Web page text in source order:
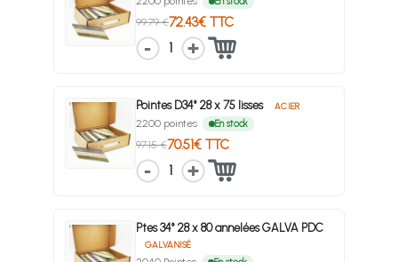
99.79 €72.43€ TTC
1
Pointes D34° 28 x 75 lisses ACIER
2200 pointes En stock
97.15 €70.51€ TTC
1
Ptes 34° 28 x 80 annelées GALVA PDC
GALVANISÉ